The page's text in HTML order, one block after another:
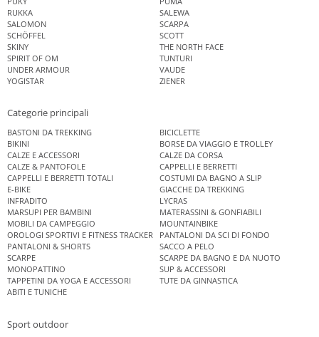
RUKKA
SALEWA
SALOMON
SCARPA
SCHÖFFEL
SCOTT
SKINY
THE NORTH FACE
SPIRIT OF OM
TUNTURI
UNDER ARMOUR
VAUDE
YOGISTAR
ZIENER
Categorie principali
BASTONI DA TREKKING
BICICLETTE
BIKINI
BORSE DA VIAGGIO E TROLLEY
CALZE E ACCESSORI
CALZE DA CORSA
CALZE & PANTOFOLE
CAPPELLI E BERRETTI
CAPPELLI E BERRETTI TOTALI
COSTUMI DA BAGNO A SLIP
E-BIKE
GIACCHE DA TREKKING
INFRADITO
LYCRAS
MARSUPI PER BAMBINI
MATERASSINI & GONFIABILI
MOBILI DA CAMPEGGIO
MOUNTAINBIKE
OROLOGI SPORTIVI E FITNESS TRACKER
PANTALONI DA SCI DI FONDO
PANTALONI & SHORTS
SACCO A PELO
SCARPE
SCARPE DA BAGNO E DA NUOTO
MONOPATTINO
SUP & ACCESSORI
TAPPETINI DA YOGA E ACCESSORI
TUTE DA GINNASTICA
ABITI E TUNICHE
Sport outdoor